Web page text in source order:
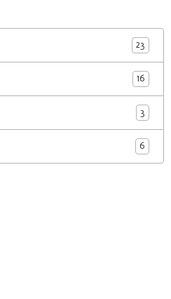
23
16
3
6